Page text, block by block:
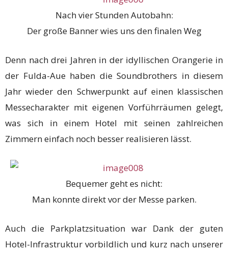
Nach vier Stunden Autobahn:
Der große Banner wies uns den finalen Weg
Denn nach drei Jahren in der idyllischen Orangerie in
der Fulda-Aue haben die Soundbrothers in diesem
Jahr wieder den Schwerpunkt auf einen klassischen
Messecharakter mit eigenen Vorführräumen gelegt,
was sich in einem Hotel mit seinen zahlreichen
Zimmern einfach noch besser realisieren lässt.
Bequemer geht es nicht:
Man konnte direkt vor der Messe parken.
Auch die Parkplatzsituation war Dank der guten
Hotel-Infrastruktur vorbildlich und kurz nach unserer